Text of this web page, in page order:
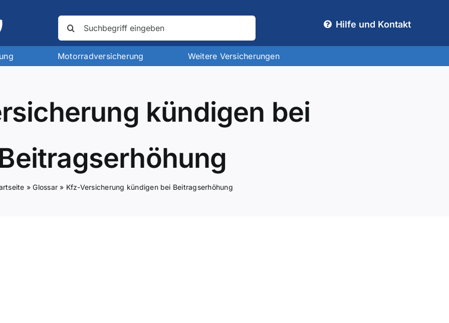
nach:
Hilfe und Kontakt
Motorradversicherung Weitere Versicherungen
kündigen bei
»Glossar » Kfz-Versicherung kündigen bei Beitragserhöhung